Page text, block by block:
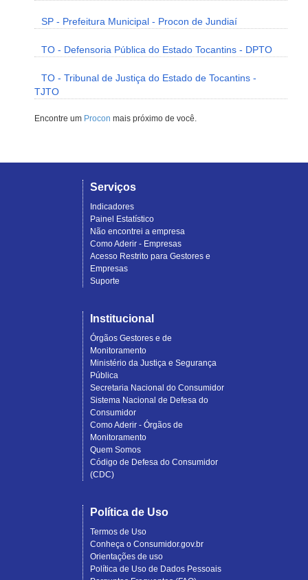
SP - Prefeitura Municipal - Procon de Jundiaí
TO - Defensoria Pública do Estado Tocantins - DPTO
TO - Tribunal de Justiça do Estado de Tocantins -
TJTO
Encontre um Procon mais próximo de você.
Serviços
Indicadores
Painel Estatístico
Não encontrei a empresa
Como Aderir - Empresas
Acesso Restrito para Gestores e
Empresas
Suporte
Institucional
Órgãos Gestores e de
Monitoramento
Ministério da Justiça e Segurança
Pública
Secretaria Nacional do Consumidor
Sistema Nacional de Defesa do
Consumidor
Como Aderir - Órgãos de
Monitoramento
Quem Somos
Código de Defesa do Consumidor
(CDC)
Política de Uso
Termos de Uso
Conheça o Consumidor.gov.br
Orientações de uso
Política de Uso de Dados Pessoais